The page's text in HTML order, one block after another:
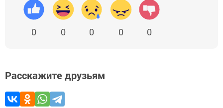
0 0 0 0 0
Расскажите друзьям